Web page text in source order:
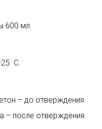
600 мл
С.
– до отверждения.
– после отверждения.